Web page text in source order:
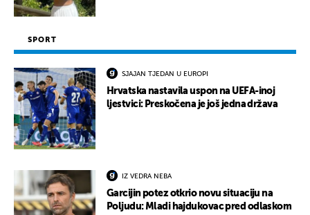
SPORT
SJAJAN TJEDAN U EUROPI
Hrvatska nastavila uspon na UEFA-inoj
ljestvici: Preskočena je još jedna država
IZ VEDRA NEBA
Garcijin potez otkrio novu situaciju na
Poljudu: Mladi hajdukovac pred odlaskom